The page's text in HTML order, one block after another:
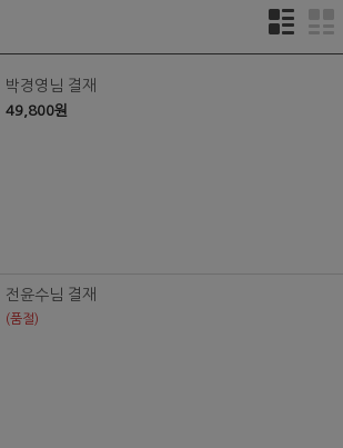
박경영님 결재
49,800원
전윤수님 결재
(품절)